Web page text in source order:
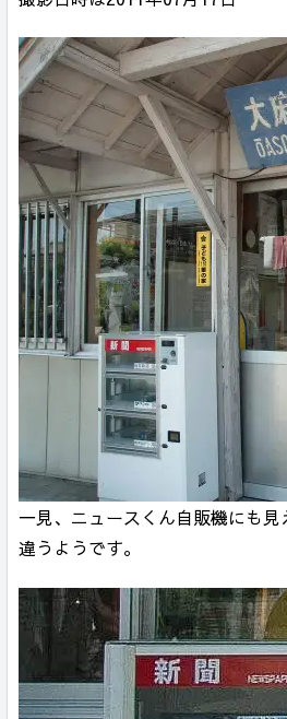
一見、ニュースくん自販機にも見
違うようです。